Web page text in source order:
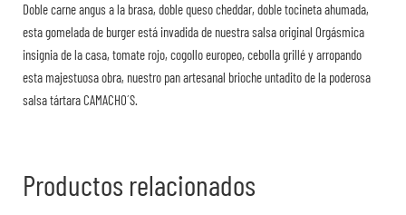
Doble carne angus a la brasa, doble queso cheddar, doble tocineta ahumada,
esta gomelada de burger está invadida de nuestra salsa original Orgásmica
insignia de la casa, tomate rojo, cogollo europeo, cebolla grillé y arropando
esta majestuosa obra, nuestro pan artesanal brioche untadito de la poderosa
salsa tártara CAMACHO´S.
Productos relacionados